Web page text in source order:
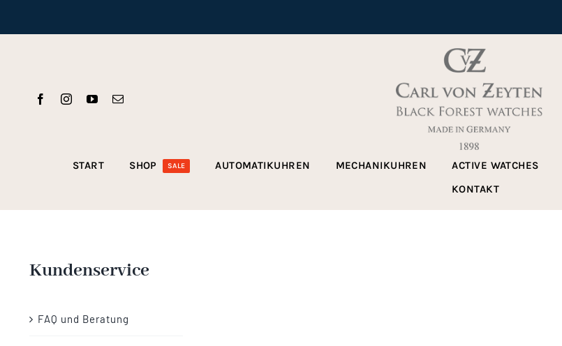
START SHOP SALE AUTOMATIKUHREN MECHANIKUHREN ACTIVE WATCHES
KONTAKT
Kundenservice
FAQ und Beratung